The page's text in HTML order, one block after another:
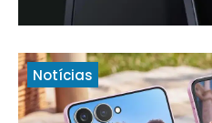
Notícias